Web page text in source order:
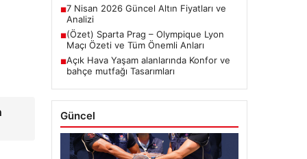
■7 Nisan 2026 Güncel Altın Fiyatları ve
Analizi
■(Özet) Sparta Prag – Olympique Lyon
Maçı Özeti ve Tüm Önemli Anları
■Açık Hava Yaşam alanlarında Konfor ve
bahçe mutfağı Tasarımları
Güncel